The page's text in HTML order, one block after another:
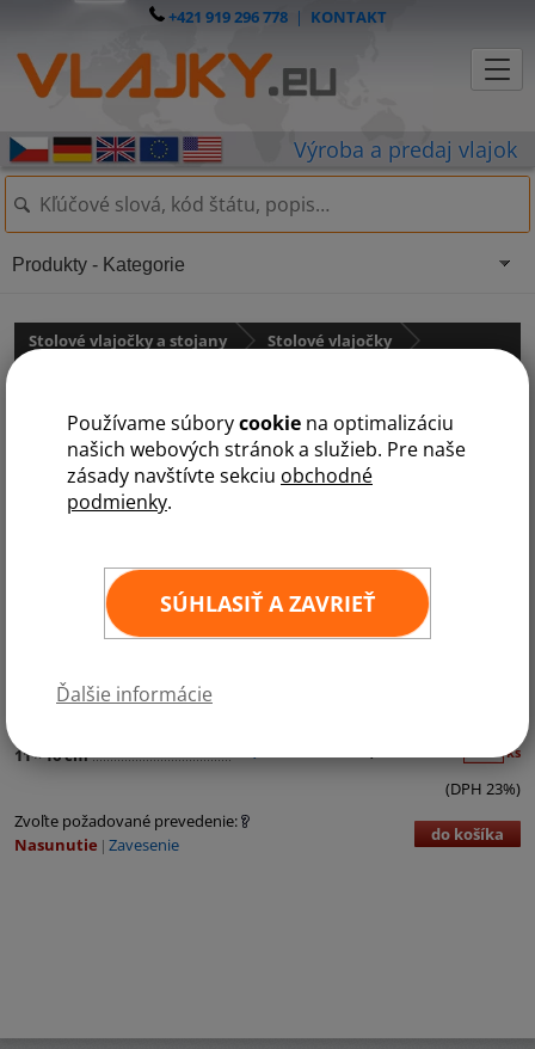
Používame súborycookie na optimalizáciu
našich webových stránok a služieb. Pre naše
zásady navštívte sekciu obchodné
podmienky.
SÚHLASIŤ A ZAVRIEŤ
Ďalšie informácie
+421 919 296 778| KONTAKT
Stolové vlajočky a stojany
Stolové vlajočky
Papua - Nová Guinea
Kategórie:Austrália a Oceánia
11×16 cm ks
(DPH 23%)
Zvoľte požadované prevedenie:
Nasunutie Zavesenie do košíka
Produkty - Kategorie